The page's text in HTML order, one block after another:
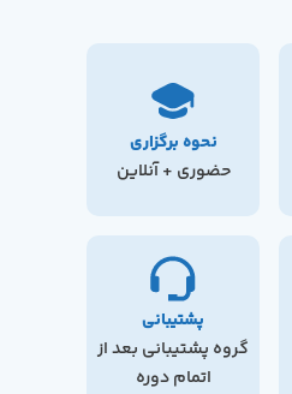
نحوه برگزاری
حضوری + آنلاین
پشتیبانی
گروه پشتیبانی بعد از
اتمام دوره